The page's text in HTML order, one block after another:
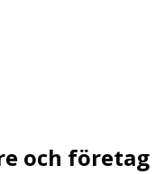
och företag